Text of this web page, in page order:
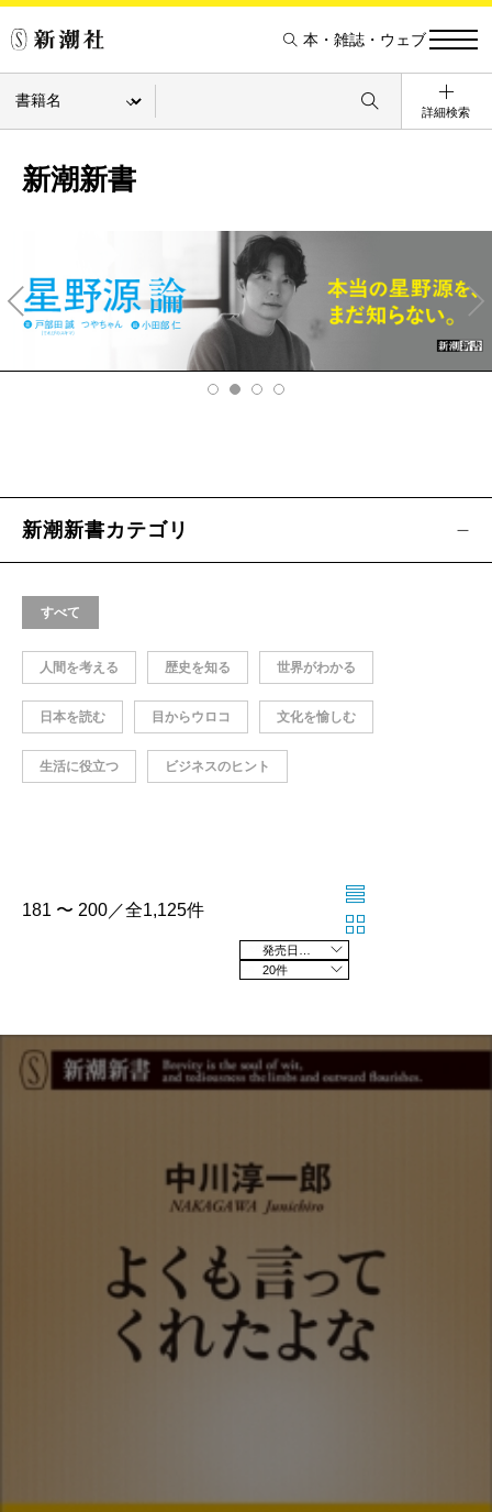
本・雑誌・ウェブ
詳細検索
新潮新書
v
Ne
xt
新潮新書カテゴリ
すべて
人間を考える 歴史を知る 世界がわかる
日本を読む 目からウロコ 文化を愉しむ
生活に役立つ ビジネスのヒント
181 〜 200／全1,125件
20件